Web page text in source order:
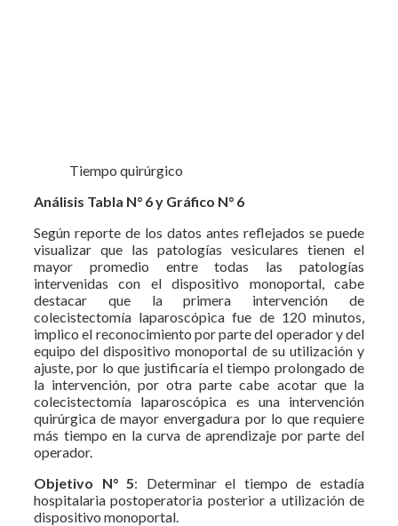
Tiempo quirúrgico
Análisis Tabla N° 6 y Gráfico N° 6
Según reporte de los datos antes reflejados se puede
visualizar que las patologías vesiculares tienen el
mayor promedio entre todas las patologías
intervenidas con el dispositivo monoportal, cabe
destacar que la primera intervención de
colecistectomía laparoscópica fue de 120 minutos,
implico el reconocimiento por parte del operador y del
equipo del dispositivo monoportal de su utilización y
ajuste, por lo que justificaría el tiempo prolongado de
la intervención, por otra parte cabe acotar que la
colecistectomía laparoscópica es una intervención
quirúrgica de mayor envergadura por lo que requiere
más tiempo en la curva de aprendizaje por parte del
operador.
Objetivo N° 5: Determinar el tiempo de estadía
hospitalaria postoperatoria posterior a utilización de
dispositivo monoportal.